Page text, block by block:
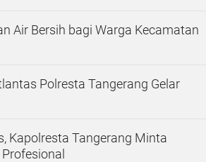
Air Bersih bagi Warga Kecamatan
Polresta Tangerang Gelar
Kapolresta Tangerang Minta